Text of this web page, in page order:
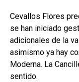
Cevallos Flores
se han iniciado
adicionales de la
asimismo ya hay
Moderna. La
sentido.